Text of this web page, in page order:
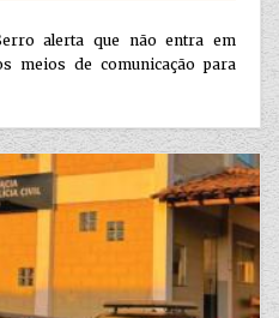
alerta que não entra em
meios de comunicação para